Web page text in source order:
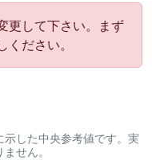
更して下さい。まず
ださい。
した中央参考値です。実
せん。